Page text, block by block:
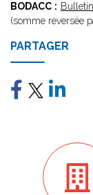
BODACC :
(somme reversée
PARTAGER